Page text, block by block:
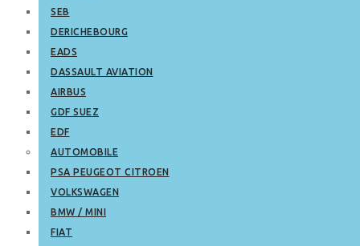
SEB
DERICHEBOURG
EADS
DASSAULT AVIATION
AIRBUS
GDF SUEZ
EDF
AUTOMOBILE
PSA PEUGEOT CITROEN
VOLKSWAGEN
BMW / MINI
FIAT